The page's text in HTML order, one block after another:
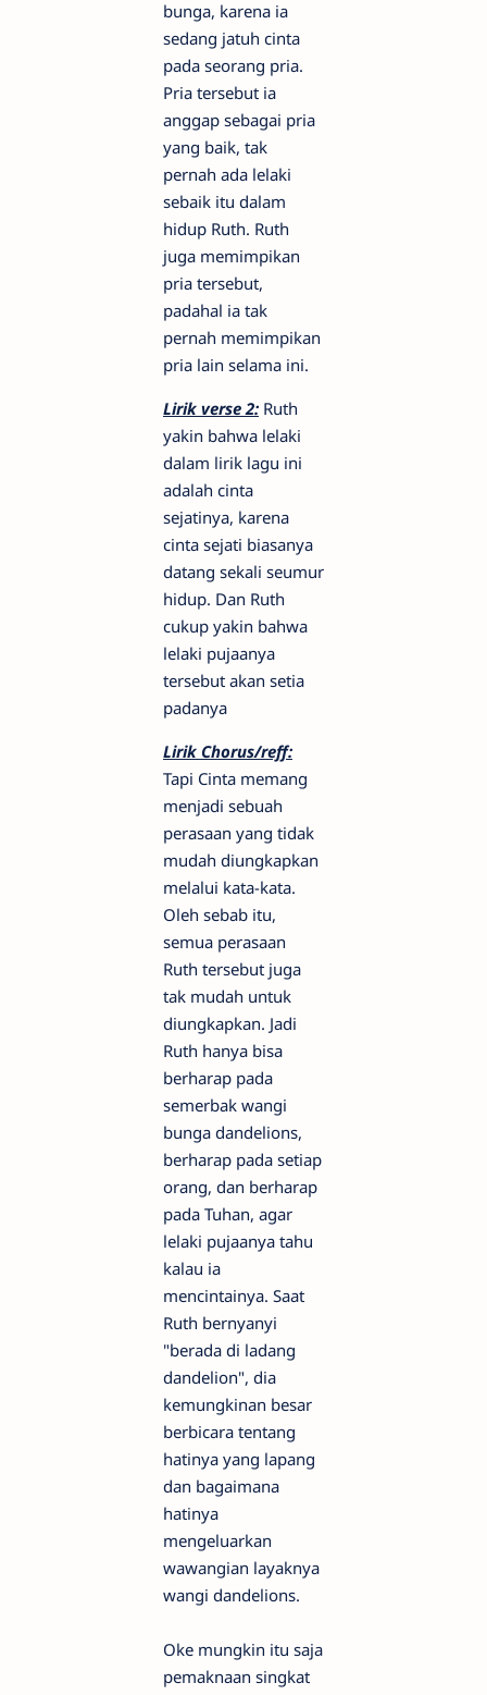
bunga, karena ia
sedang jatuh cinta
pada seorang pria.
Pria tersebut ia
anggap sebagai pria
yang baik, tak
pernah ada lelaki
sebaik itu dalam
hidup Ruth. Ruth
juga memimpikan
pria tersebut,
padahal ia tak
pernah memimpikan
pria lain selama ini.
Lirik verse 2: Ruth
yakin bahwa lelaki
dalam lirik lagu ini
adalah cinta
sejatinya, karena
cinta sejati biasanya
datang sekali seumur
hidup. Dan Ruth
cukup yakin bahwa
lelaki pujaanya
tersebut akan setia
padanya
Lirik Chorus/reff:
Tapi Cinta memang
menjadi sebuah
perasaan yang tidak
mudah diungkapkan
melalui kata-kata.
Oleh sebab itu,
semua perasaan
Ruth tersebut juga
tak mudah untuk
diungkapkan. Jadi
Ruth hanya bisa
berharap pada
semerbak wangi
bunga dandelions,
berharap pada setiap
orang, dan berharap
pada Tuhan, agar
lelaki pujaanya tahu
kalau ia
mencintainya. Saat
Ruth bernyanyi
"berada di ladang
dandelion", dia
kemungkinan besar
berbicara tentang
hatinya yang lapang
dan bagaimana
hatinya
mengeluarkan
wawangian layaknya
wangi dandelions.
Oke mungkin itu saja
pemaknaan singkat